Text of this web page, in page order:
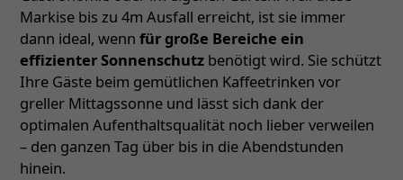
Markise bis zu 4m Ausfall erreicht, ist sie immer
dann ideal, wenn für große Bereiche ein
effizienter Sonnenschutz benötigt wird. Sie schützt
Ihre Gäste beim gemütlichen Kaffeetrinken vor
greller Mittagssonne und lässt sich dank der
optimalen Aufenthaltsqualität noch lieber verweilen
– den ganzen Tag über bis in die Abendstunden
hinein.